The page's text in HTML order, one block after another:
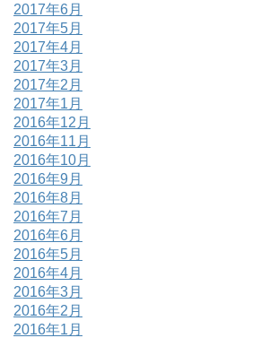
2017年6月
2017年5月
2017年4月
2017年3月
2017年2月
2017年1月
2016年12月
2016年11月
2016年10月
2016年9月
2016年8月
2016年7月
2016年6月
2016年5月
2016年4月
2016年3月
2016年2月
2016年1月